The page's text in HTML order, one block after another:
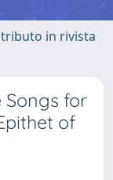
in rivista
Songs for
of